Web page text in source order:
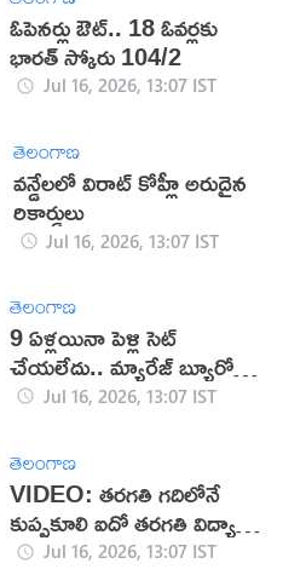
ఓపెనర్లు ఔట్‌.. 18 ఓవర్లకు
భారత్‌ స్కోరు 104/2
Jul 16, 2026, 13:07 IST
తెలంగాణ
వన్డేలలో విరాట్ కోహ్లీ అరుదైన
రికార్డులు
Jul 16, 2026, 13:07 IST
తెలంగాణ
9 ఏళ్లయినా పెళ్లి సెట్
చేయలేదు.. మ్యారేజ్ బ్యూరోకి
జరిమానా
Jul 16, 2026, 13:07 IST
తెలంగాణ
VIDEO: తరగతి గదిలోనే
కుప్పకూలి ఐదో తరగతి విద్యార్థి
మృతిJul 16, 2026, 13:07 IST